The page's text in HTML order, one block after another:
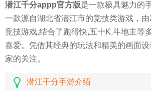
潜江千分appp官方版是一款极具魅力的
一款源自湖北省潜江市的竞技类游戏，
竞技游戏,结合了跑得快,五十K,斗地主等
喜爱。凭借其经典的玩法和精美的画面
家的关注。
潜江千分手游介绍